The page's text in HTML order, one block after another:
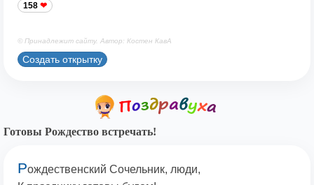
158
© Принадлежит сайту. Автор: Костен КавА
Создать открытку
Готовы Рождество встречать!
Рождественский Сочельник, люди,